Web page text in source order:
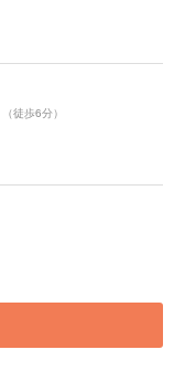
（徒歩6分）